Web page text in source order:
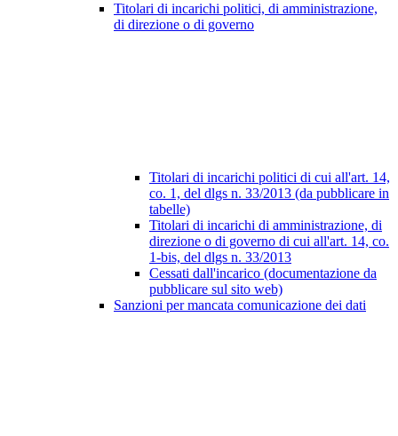
Titolari di incarichi politici, di amministrazione,
di direzione o di governo
Titolari di incarichi politici di cui all'art. 14,
co. 1, del dlgs n. 33/2013 (da pubblicare in
tabelle)
Titolari di incarichi di amministrazione, di
direzione o di governo di cui all'art. 14, co.
1-bis, del dlgs n. 33/2013
Cessati dall'incarico (documentazione da
pubblicare sul sito web)
Sanzioni per mancata comunicazione dei dati